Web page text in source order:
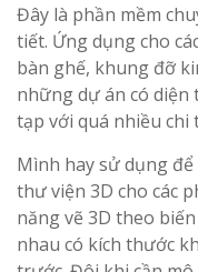
Đây là phần mềm
tiết. Ứng dụng cho
bàn ghế, khung đỡ
những dự án có diện
tạp với quá nhiều chi
Mình hay sử dụng
thư viện 3D cho các
năng vẽ 3D theo
nhau có kích thước